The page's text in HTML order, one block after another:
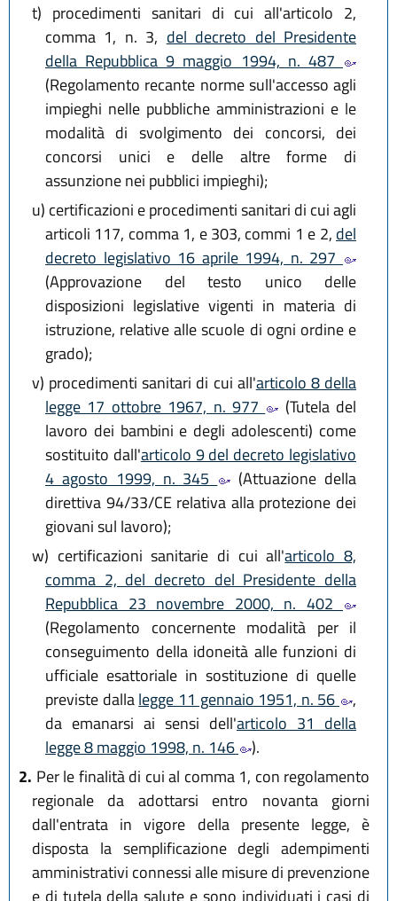
t) procedimenti sanitari di cui all'articolo 2,
comma 1, n. 3, del decreto del Presidente
della Repubblica 9 maggio 1994, n. 487
(Regolamento recante norme sull'accesso agli
impieghi nelle pubbliche amministrazioni e le
modalità di svolgimento dei concorsi, dei
concorsi unici e delle altre forme di
assunzione nei pubblici impieghi);
u) certificazioni e procedimenti sanitari di cui agli
articoli 117, comma 1, e 303, commi 1 e 2, del
decreto legislativo 16 aprile 1994, n. 297
(Approvazione del testo unico delle
disposizioni legislative vigenti in materia di
istruzione, relative alle scuole di ogni ordine e
grado);
v) procedimenti sanitari di cui all'articolo 8 della
legge 17 ottobre 1967, n. 977
(Tutela del
lavoro dei bambini e degli adolescenti) come
sostituito dall'articolo 9 del decreto legislativo
4 agosto 1999, n. 345
(Attuazione della
direttiva 94/33/CE relativa alla protezione dei
giovani sul lavoro);
w) certificazioni sanitarie di cui all'articolo 8,
comma 2, del decreto del Presidente della
Repubblica 23 novembre 2000, n. 402
(Regolamento concernente modalità per il
conseguimento della idoneità alle funzioni di
ufficiale esattoriale in sostituzione di quelle
previste dallalegge 11 gennaio 1951, n. 56
,
da emanarsi ai sensi dell'articolo 31 della
legge 8 maggio 1998, n. 146
).
2. Per le finalità di cui al comma 1, con regolamento
regionale da adottarsi entro novanta giorni
dall'entrata in vigore della presente legge, è
disposta la semplificazione degli adempimenti
amministrativi connessi alle misure di prevenzione
e di tutela della salute e sono individuati i casi di